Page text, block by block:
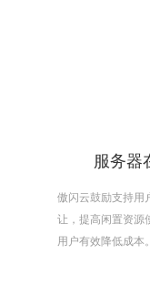
服务器
傲闪云鼓励支持用
让，提高闲置资源
用户有效降低成本